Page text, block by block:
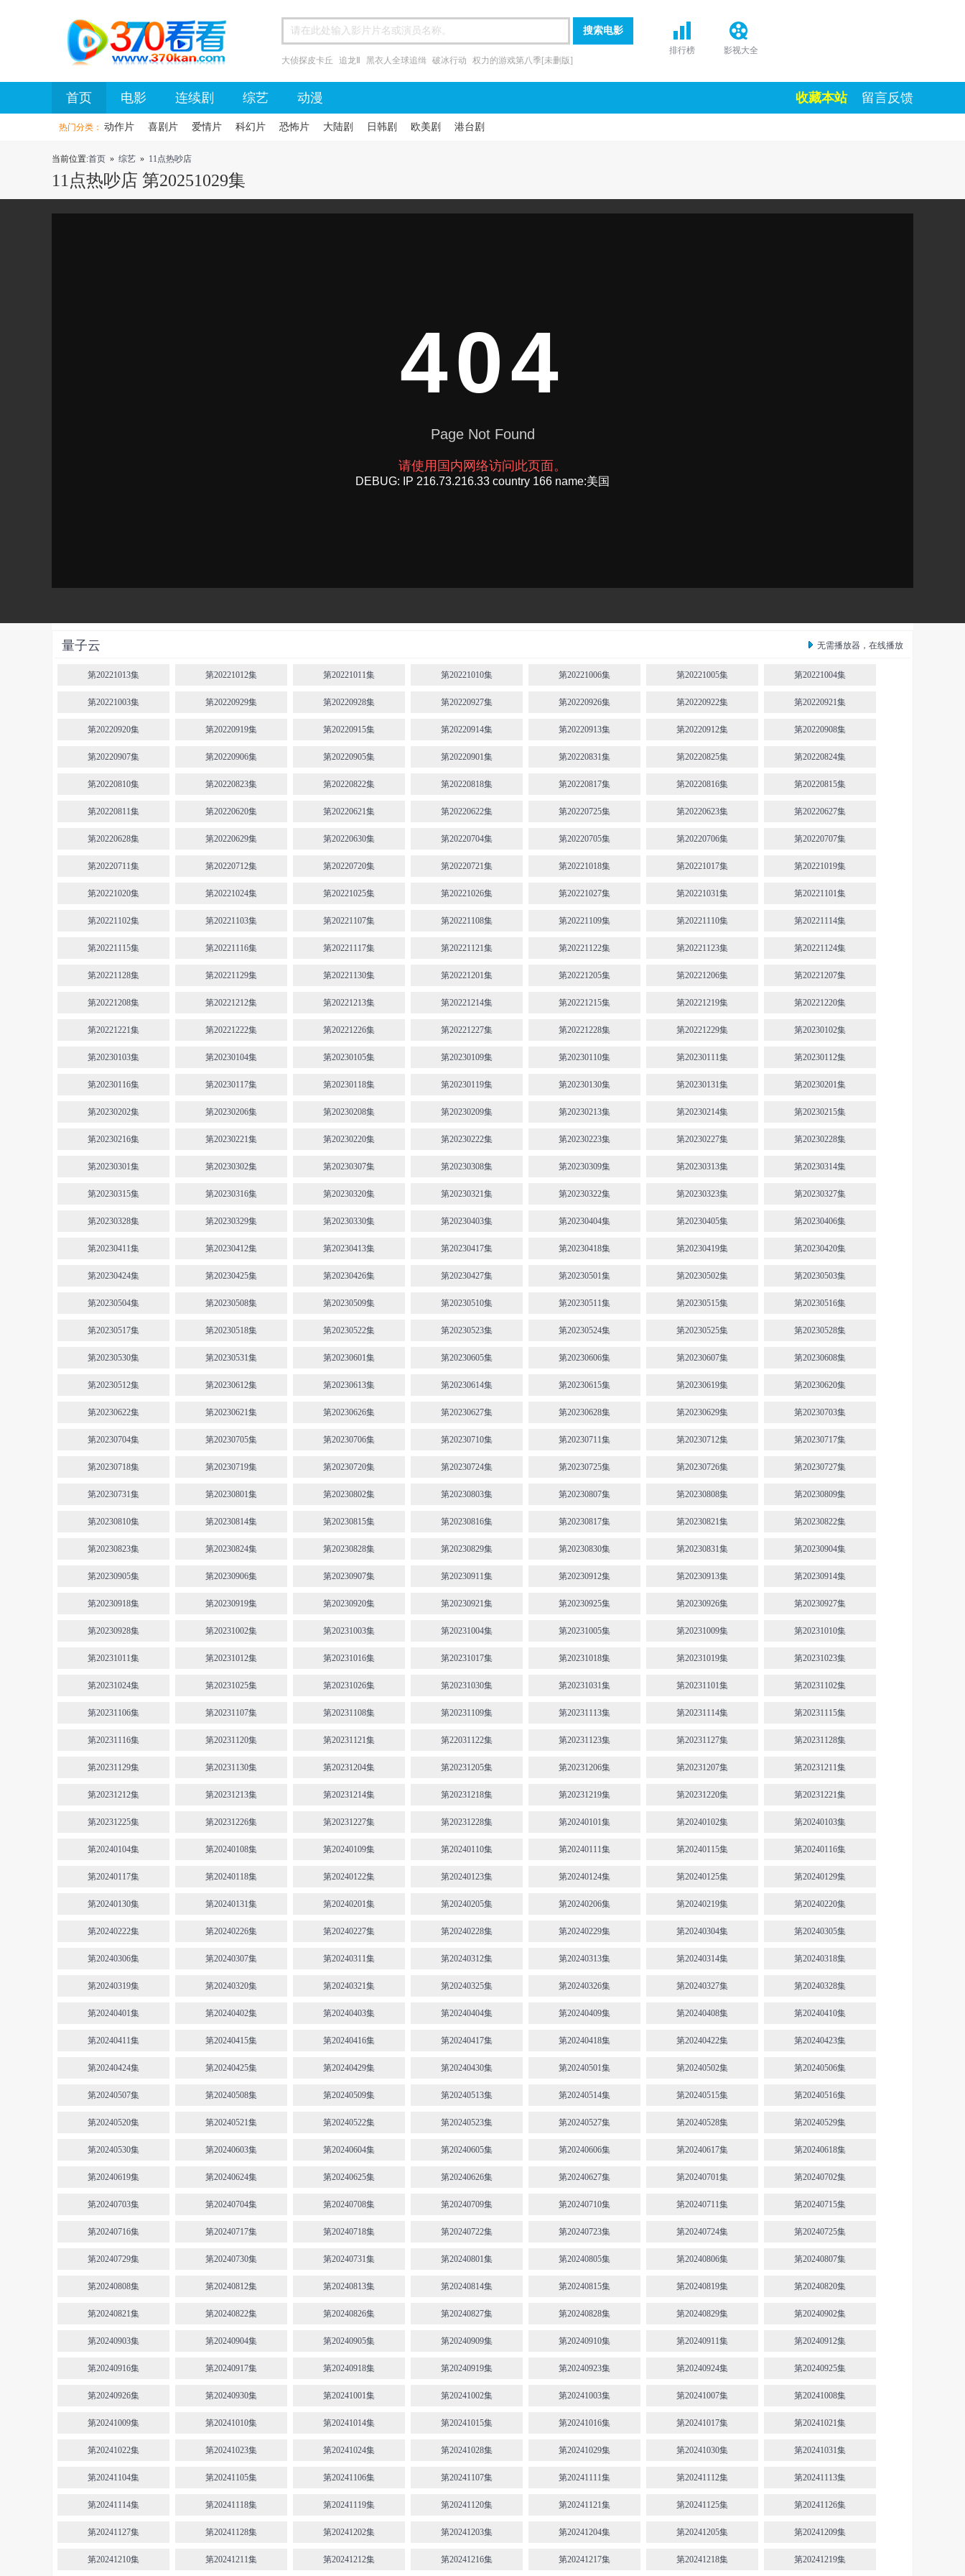
首页
大侦探皮卡丘 追龙Ⅱ 黑衣人全球追缉 破冰行动 权力的游戏第八季[未删版]
排行榜 影视大全
首页 电影 连续剧 综艺 动漫 收藏本站 留言反馈
热门分类： 动作片 喜剧片 爱情片 科幻片 恐怖片 大陆剧 日韩剧 欧美剧 港台剧
当前位置:首页 » 综艺 » 11点热吵店
11点热吵店 第20251029集
量子云 无需播放器，在线播放
第20221013集 第20221012集 第20221011集 第20221010集 第20221006集 第20221005集 第20221004集
第20221003集 第20220929集 第20220928集 第20220927集 第20220926集 第20220922集 第20220921集
第20220920集 第20220919集 第20220915集 第20220914集 第20220913集 第20220912集 第20220908集
第20220907集 第20220906集 第20220905集 第20220901集 第20220831集 第20220825集 第20220824集
第20220810集 第20220823集 第20220822集 第20220818集 第20220817集 第20220816集 第20220815集
第20220811集 第20220620集 第20220621集 第20220622集 第20220725集 第20220623集 第20220627集
第20220628集 第20220629集 第20220630集 第20220704集 第20220705集 第20220706集 第20220707集
第20220711集 第20220712集 第20220720集 第20220721集 第20221018集 第20221017集 第20221019集
第20221020集 第20221024集 第20221025集 第20221026集 第20221027集 第20221031集 第20221101集
第20221102集 第20221103集 第20221107集 第20221108集 第20221109集 第20221110集 第20221114集
第20221115集 第20221116集 第20221117集 第20221121集 第20221122集 第20221123集 第20221124集
第20221128集 第20221129集 第20221130集 第20221201集 第20221205集 第20221206集 第20221207集
第20221208集 第20221212集 第20221213集 第20221214集 第20221215集 第20221219集 第20221220集
第20221221集 第20221222集 第20221226集 第20221227集 第20221228集 第20221229集 第20230102集
第20230103集 第20230104集 第20230105集 第20230109集 第20230110集 第20230111集 第20230112集
第20230116集 第20230117集 第20230118集 第20230119集 第20230130集 第20230131集 第20230201集
第20230202集 第20230206集 第20230208集 第20230209集 第20230213集 第20230214集 第20230215集
第20230216集 第20230221集 第20230220集 第20230222集 第20230223集 第20230227集 第20230228集
第20230301集 第20230302集 第20230307集 第20230308集 第20230309集 第20230313集 第20230314集
第20230315集 第20230316集 第20230320集 第20230321集 第20230322集 第20230323集 第20230327集
第20230328集 第20230329集 第20230330集 第20230403集 第20230404集 第20230405集 第20230406集
第20230411集 第20230412集 第20230413集 第20230417集 第20230418集 第20230419集 第20230420集
第20230424集 第20230425集 第20230426集 第20230427集 第20230501集 第20230502集 第20230503集
第20230504集 第20230508集 第20230509集 第20230510集 第20230511集 第20230515集 第20230516集
第20230517集 第20230518集 第20230522集 第20230523集 第20230524集 第20230525集 第20230528集
第20230530集 第20230531集 第20230601集 第20230605集 第20230606集 第20230607集 第20230608集
第20230512集 第20230612集 第20230613集 第20230614集 第20230615集 第20230619集 第20230620集
第20230622集 第20230621集 第20230626集 第20230627集 第20230628集 第20230629集 第20230703集
第20230704集 第20230705集 第20230706集 第20230710集 第20230711集 第20230712集 第20230717集
第20230718集 第20230719集 第20230720集 第20230724集 第20230725集 第20230726集 第20230727集
第20230731集 第20230801集 第20230802集 第20230803集 第20230807集 第20230808集 第20230809集
第20230810集 第20230814集 第20230815集 第20230816集 第20230817集 第20230821集 第20230822集
第20230823集 第20230824集 第20230828集 第20230829集 第20230830集 第20230831集 第20230904集
第20230905集 第20230906集 第20230907集 第20230911集 第20230912集 第20230913集 第20230914集
第20230918集 第20230919集 第20230920集 第20230921集 第20230925集 第20230926集 第20230927集
第20230928集 第20231002集 第20231003集 第20231004集 第20231005集 第20231009集 第20231010集
第20231011集 第20231012集 第20231016集 第20231017集 第20231018集 第20231019集 第20231023集
第20231024集 第20231025集 第20231026集 第20231030集 第20231031集 第20231101集 第20231102集
第20231106集 第20231107集 第20231108集 第20231109集 第20231113集 第20231114集 第20231115集
第20231116集 第20231120集 第20231121集 第22031122集 第20231123集 第20231127集 第20231128集
第20231129集 第20231130集 第20231204集 第20231205集 第20231206集 第20231207集 第20231211集
第20231212集 第20231213集 第20231214集 第20231218集 第20231219集 第20231220集 第20231221集
第20231225集 第20231226集 第20231227集 第20231228集 第20240101集 第20240102集 第20240103集
第20240104集 第20240108集 第20240109集 第20240110集 第20240111集 第20240115集 第20240116集
第20240117集 第20240118集 第20240122集 第20240123集 第20240124集 第20240125集 第20240129集
第20240130集 第20240131集 第20240201集 第20240205集 第20240206集 第20240219集 第20240220集
第20240222集 第20240226集 第20240227集 第20240228集 第20240229集 第20240304集 第20240305集
第20240306集 第20240307集 第20240311集 第20240312集 第20240313集 第20240314集 第20240318集
第20240319集 第20240320集 第20240321集 第20240325集 第20240326集 第20240327集 第20240328集
第20240401集 第20240402集 第20240403集 第20240404集 第20240409集 第20240408集 第20240410集
第20240411集 第20240415集 第20240416集 第20240417集 第20240418集 第20240422集 第20240423集
第20240424集 第20240425集 第20240429集 第20240430集 第20240501集 第20240502集 第20240506集
第20240507集 第20240508集 第20240509集 第20240513集 第20240514集 第20240515集 第20240516集
第20240520集 第20240521集 第20240522集 第20240523集 第20240527集 第20240528集 第20240529集
第20240530集 第20240603集 第20240604集 第20240605集 第20240606集 第20240617集 第20240618集
第20240619集 第20240624集 第20240625集 第20240626集 第20240627集 第20240701集 第20240702集
第20240703集 第20240704集 第20240708集 第20240709集 第20240710集 第20240711集 第20240715集
第20240716集 第20240717集 第20240718集 第20240722集 第20240723集 第20240724集 第20240725集
第20240729集 第20240730集 第20240731集 第20240801集 第20240805集 第20240806集 第20240807集
第20240808集 第20240812集 第20240813集 第20240814集 第20240815集 第20240819集 第20240820集
第20240821集 第20240822集 第20240826集 第20240827集 第20240828集 第20240829集 第20240902集
第20240903集 第20240904集 第20240905集 第20240909集 第20240910集 第20240911集 第20240912集
第20240916集 第20240917集 第20240918集 第20240919集 第20240923集 第20240924集 第20240925集
第20240926集 第20240930集 第20241001集 第20241002集 第20241003集 第20241007集 第20241008集
第20241009集 第20241010集 第20241014集 第20241015集 第20241016集 第20241017集 第20241021集
第20241022集 第20241023集 第20241024集 第20241028集 第20241029集 第20241030集 第20241031集
第20241104集 第20241105集 第20241106集 第20241107集 第20241111集 第20241112集 第20241113集
第20241114集 第20241118集 第20241119集 第20241120集 第20241121集 第20241125集 第20241126集
第20241127集 第20241128集 第20241202集 第20241203集 第20241204集 第20241205集 第20241209集
第20241210集 第20241211集 第20241212集 第20241216集 第20241217集 第20241218集 第20241219集